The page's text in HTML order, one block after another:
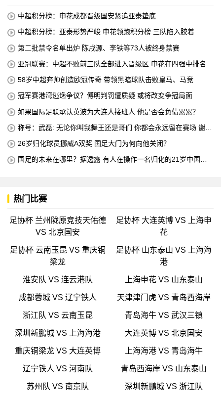
中超积分榜：申花成都晋级国安紧追亚泰垫底
中超积分榜：亚泰形势严峻 申花领跑积分榜 三队陷入胶着
第二批禁令名单出炉 陈戌源、李铁等73人被终身禁赛
亚冠联赛：中超不败前三队全部进入晋级区 申花在四强中排名第
58岁中超弃帅创造欧冠传奇 带领黑暗球队击败皇马、马竞
冠军赛港湾逃逸争议？傅明判罚遭质疑 或将改变争冠局面
如果国际足联承认英波为大连人接班人 他是否会负债累累？
称号：武磊: 无论你叫我舞王还是哥们 你都会永远留在赛场 谢谢
26岁归化球员挪威A双奖 国足大门为何向他关闭？
国足的未来在哪里？据透露 有人在操作一名归化的21岁中国中
热门比赛
足协杯 兰州陇原竞技天佑德
VS 北京国安
足协杯 大连英博 VS 上海申
花
足协杯 云南玉昆 VS 重庆铜
梁龙
足协杯 山东泰山 VS 上海海
港
淮安队 VS 连云港队 上海申花 VS 山东泰山
成都蓉城 VS 辽宁铁人 天津津门虎 VS 青岛西海岸
浙江队 VS 云南玉昆 青岛海牛 VS 武汉三镇
深圳新鵬城 VS 上海海港 大连英博 VS 北京国安
重庆铜梁龙 VS 大连英博 上海海港 VS 青岛海牛
辽宁铁人 VS 河南队 青岛西海岸 VS 山东泰山
苏州队 VS 南京队 深圳新鵬城 VS 浙江队